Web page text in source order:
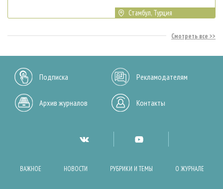
Стамбул, Турция
Смотреть все
Подписка Рекламодателям
Архив журналов Контакты
ВАЖНОЕ НОВОСТИ РУБРИКИ И ТЕМЫ О ЖУРНАЛЕ